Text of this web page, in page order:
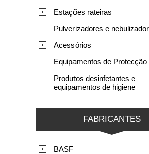
Estações rateiras
Pulverizadores e
Acessórios
Equipamentos de Protecção
Produtos desinfetantes e
equipamentos de higiene
FABRICANTES
BASF